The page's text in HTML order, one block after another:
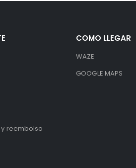
reembolso
COMO LLEGAR
WAZE
GOOGLE MAPS